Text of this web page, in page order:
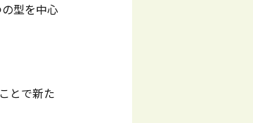
型を中心
とで新た